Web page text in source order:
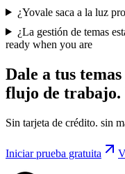
¿Yovale saca a la luz
¿La gestión de temas
ready when you are
Dale a tus
flujo de trabajo.
Sin tarjeta de crédito. sin
Iniciar prueba gratuita